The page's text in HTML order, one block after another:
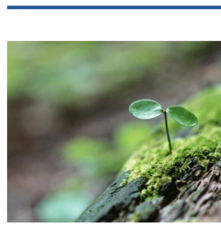
お問い合わせ